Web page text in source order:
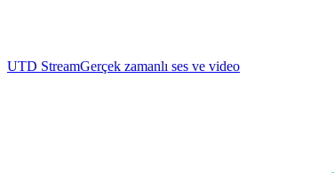
UTD StreamGerçek zamanlı ses ve video